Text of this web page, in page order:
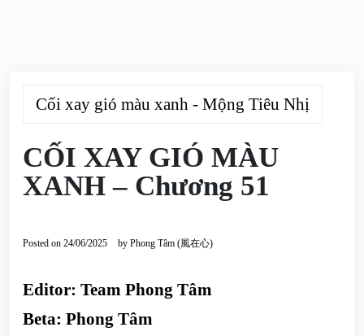
Cối xay gió màu xanh - Mộng Tiêu Nhị
CỐI XAY GIÓ MÀU
XANH – Chương 51
Posted on 24/06/2025 by Phong Tâm (風在心)
Editor: Team Phong Tâm
Beta: Phong Tâm